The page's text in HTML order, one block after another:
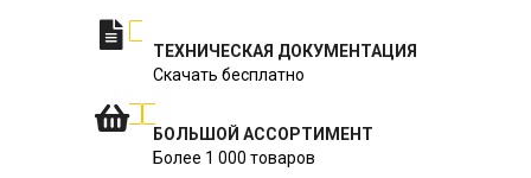
ТЕХНИЧЕСКАЯ ДОКУМЕНТАЦИЯ
Скачать бесплатно
БОЛЬШОЙ АССОРТИМЕНТ
Более 1 000 товаров